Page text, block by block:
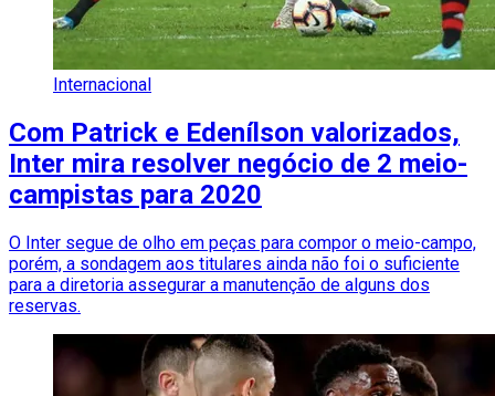
Internacional
Com Patrick e Edenílson valorizados,
Inter mira resolver negócio de 2 meio-
campistas para 2020
O Inter segue de olho em peças para compor o meio-campo,
porém, a sondagem aos titulares ainda não foi o suficiente
para a diretoria assegurar a manutenção de alguns dos
reservas.